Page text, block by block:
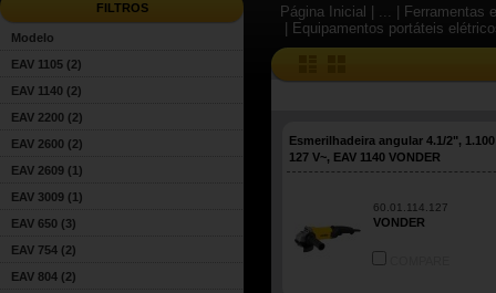
FILTROS
Modelo
EAV 1105 (2)
EAV 1140 (2)
EAV 2200 (2)
EAV 2600 (2)
EAV 2609 (1)
EAV 3009 (1)
EAV 650 (3)
EAV 754 (2)
EAV 804 (2)
Página Inicial | ...
|
| Equipamentos portáteis
Esmerilhadeira angular 4.1/2", 1.100
127 V~, EAV 1140 VONDER
60.01.114.127
VONDER